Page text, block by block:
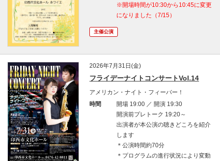
※開場時間が10:30から10:45に変更
になりました（7/15）
主催公演
2026年7月31日(金)
フライデーナイトコンサートVol.14
アメリカン・ナイト・フィーバー！
時間
開場 19:00 ／ 開演 19:30
開演前プレトーク 19:20～
出演者が本公演の聴きどころを紹介
します
＊公演時間約70分
＊プログラムの進行状況により変動